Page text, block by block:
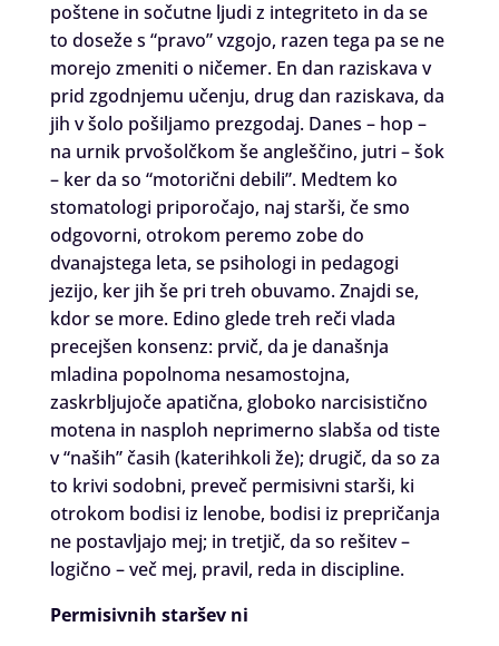
poštene in sočutne ljudi z integriteto in da se
to doseže s “pravo” vzgojo, razen tega pa se ne
morejo zmeniti o ničemer. En dan raziskava v
prid zgodnjemu učenju, drug dan raziskava, da
jih v šolo pošiljamo prezgodaj. Danes – hop –
na urnik prvošolčkom še angleščino, jutri – šok
– ker da so “motorični debili”. Medtem ko
stomatologi priporočajo, naj starši, če smo
odgovorni, otrokom peremo zobe do
dvanajstega leta, se psihologi in pedagogi
jezijo, ker jih še pri treh obuvamo. Znajdi se,
kdor se more. Edino glede treh reči vlada
precejšen konsenz: prvič, da je današnja
mladina popolnoma nesamostojna,
zaskrbljujoče apatična, globoko narcisistično
motena in nasploh neprimerno slabša od tiste
v “naših” časih (katerihkoli že); drugič, da so za
to krivi sodobni, preveč permisivni starši, ki
otrokom bodisi iz lenobe, bodisi iz prepričanja
ne postavljajo mej; in tretjič, da so rešitev –
logično – več mej, pravil, reda in discipline.
Permisivnih staršev ni